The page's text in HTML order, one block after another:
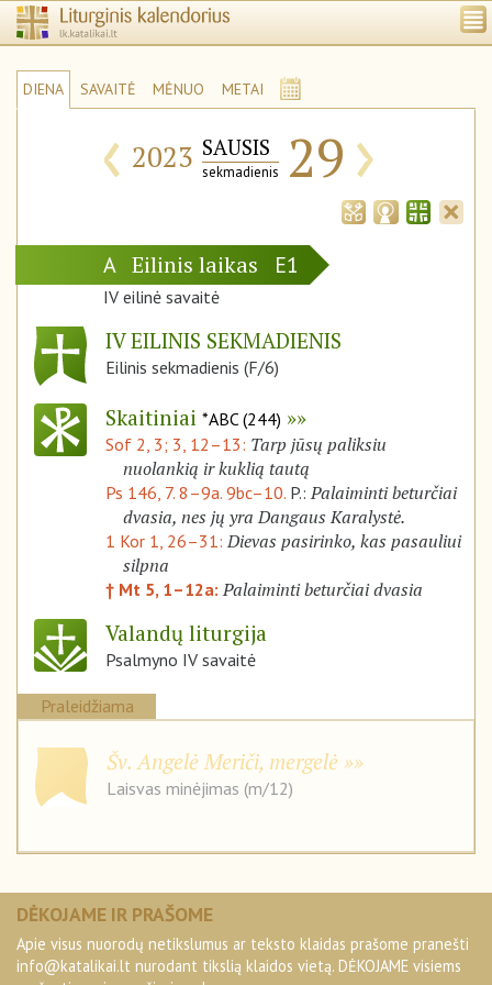
DIENA SAVAITĖ MĖNUO METAI
‹ 2023 SAUSIS
sekmadienis 29 ›
A Eilinis laikas E1
IV eilinė savaitė
IV EILINIS SEKMADIENIS
Eilinis sekmadienis (F/6)
Skaitiniai *ABC (244)
Sof 2, 3; 3, 12–13: Tarp jūsų paliksiu
nuolankią ir kuklią tautą
Ps 146, 7. 8–9a. 9bc–10. P.:Palaiminti beturčiai
dvasia, nes jų yra Dangaus Karalystė.
1 Kor 1, 26–31:Dievas pasirinko, kas pasauliui
silpna
† Mt 5, 1–12a:Palaiminti beturčiai dvasia
Valandų liturgija
Psalmyno IV savaitė
Praleidžiama
Šv. Angelė Meriči, mergelė
Laisvas minėjimas (m/12)
DĖKOJAME IR PRAŠOME
Apie visus nuorodų netikslumus ar teksto klaidas prašome pranešti
info@katalikai.lt nurodant tikslią klaidos vietą. DĖKOJAME visiems